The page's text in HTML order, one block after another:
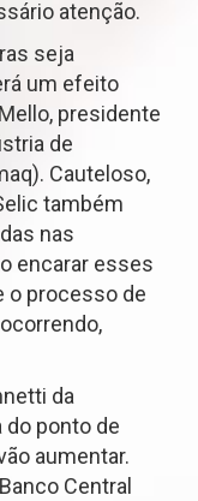
atenção.
seja
um efeito
presidente
de
Cauteloso,
também
nas
encarar esses
o processo de
da
do ponto de
aumentar.
Central